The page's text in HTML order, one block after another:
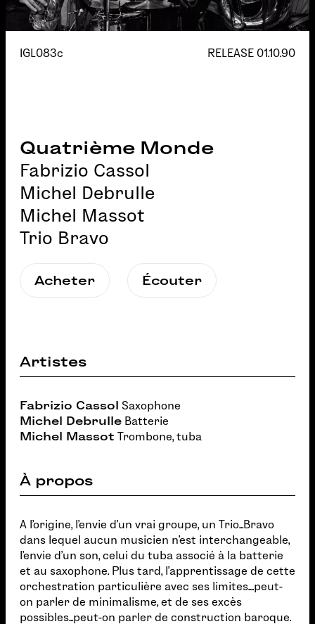
IGL083c RELEASE 01.10.90
Quatrième Monde
Fabrizio Cassol
Michel Debrulle
Michel Massot
Trio Bravo
Acheter Écouter
Artistes
Fabrizio Cassol
Saxophone
Michel Debrulle Batterie
Michel Massot Trombone, tuba
À propos
A l'origine, l'envie d'un vrai groupe, un Trio...Bravo
dans lequel aucun musicien n'est interchangeable,
l'envie d'un son, celui du tuba associé à la batterie
et au saxophone. Plus tard, l'apprentissage de cette
orchestration particulière avec ses limites....peut-
on parler de minimalisme, et de ses excès
possibles...peut-on parler de construction baroque.